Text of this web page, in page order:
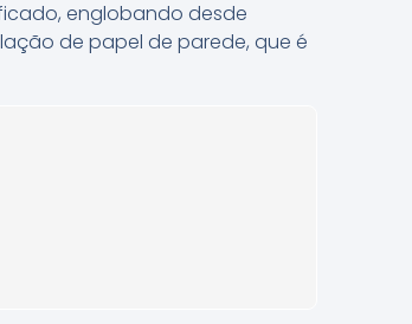
englobando desde
de papel de parede, que é